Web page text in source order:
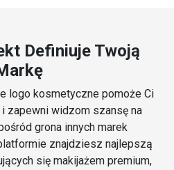
Definiuje Twoją
logo kosmetyczne pomoże Ci
zapewni widzom szansę na
grona innych marek
znajdziesz najlepszą
się makijażem premium,